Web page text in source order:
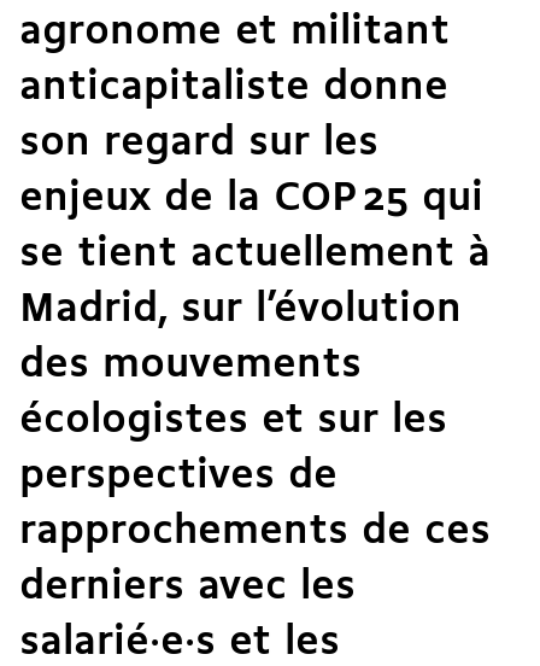
agronome et militant
anticapitaliste donne
son regard sur les
enjeux de la COP 25 qui
se tient actuellement à
Madrid, sur l’évolution
des mouvements
écologistes et sur les
perspectives de
rapprochements de ces
derniers avec les
salarié·e·s et les